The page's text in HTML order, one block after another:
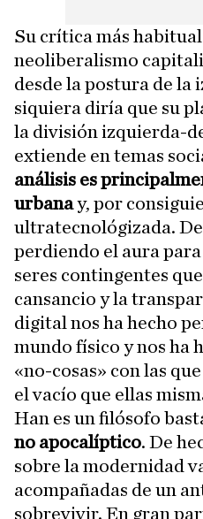
Su crítica más habitual
neoliberalismo
desde la postura de la
siquiera diría que su
la división izquierda-
extiende en temas
análisis es
urbanay, por
ultratecnológizada.
perdiendo el aura
seres contingentes
cansancio y la
digital nos ha hecho
mundo físico y nos ha
«no-cosas» con las
el vacío que ellas
Han es un filósofo
no apocalíptico. De
sobre la modernidad
acompañadas de un
sobrevivir. En gran